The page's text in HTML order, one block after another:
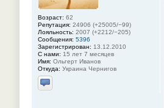
Возраст: 62
Репутация: 24906 (+25005/−99)
Лояльность: 2007 (+2212/−205)
Сообщения: 5396
Зарегистрирован: 13.12.2010
С нами: 15 лет 7 месяцев
Имя: Ольгерт Иванов
Откуда: Украина Чернигов
Отправить личное сообщение